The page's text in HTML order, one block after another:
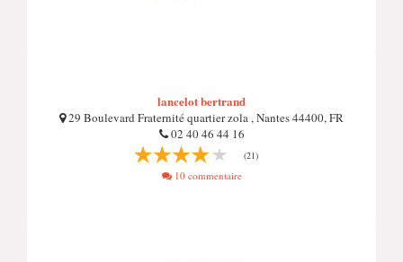
lancelot bertrand
29 Boulevard Fraternité quartier zola , Nantes 44400, FR
02 40 46 44 16
(21)
10 commentaire